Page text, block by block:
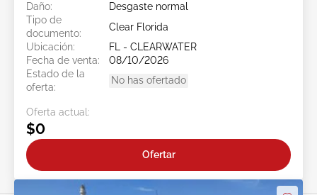
Daño:
Desgaste normal
Tipo de
documento:
Clear Florida
Ubicación:
FL - CLEARWATER
Fecha de venta:
08/10/2026
Estado de la
oferta:
No has ofertado
Oferta actual:
$0
Ofertar